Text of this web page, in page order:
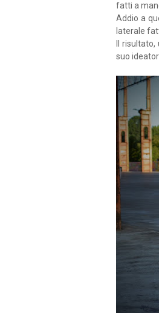
fatti a
Addio a
laterale
Il
suo